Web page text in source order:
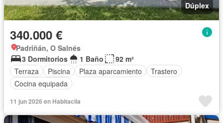
Dúplex
340.000 €
Padriñán, O Salnés
3 Dormitorios
1 Baño
92 m²
Terraza
Piscina Plaza aparcamiento
Trastero
Cocina equipada
11 jun 2026 en Habitaclia